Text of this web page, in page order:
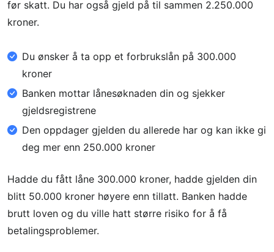
før skatt. Du har også gjeld på til sammen 2.250.000
kroner.
Du ønsker å ta opp et forbrukslån på 300.000
kroner
Banken mottar lånesøknaden din og sjekker
gjeldsregistrene
Den oppdager gjelden du allerede har og kan ikke gi
deg mer enn 250.000 kroner
Hadde du fått låne 300.000 kroner, hadde gjelden din
blitt 50.000 kroner høyere enn tillatt. Banken hadde
brutt loven og du ville hatt større risiko for å få
betalingsproblemer.